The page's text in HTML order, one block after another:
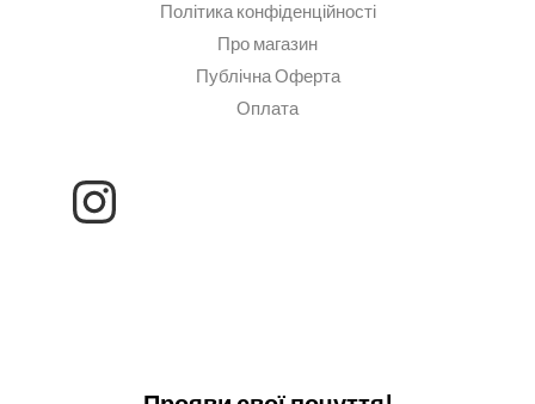
Політика конфіденційності
Про магазин
Публічна Оферта
Оплата